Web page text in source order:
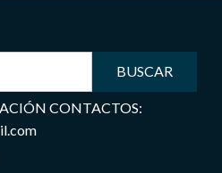
CONTACTOS: